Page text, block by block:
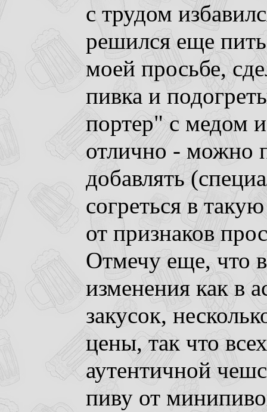
с трудом
решился еще
моей просьбе,
пивка и
портер" с медом
отлично - можно
добавлять
согреться в
от признаков
Отмечу еще, что
изменения как в
закусок,
цены, так что
аутентичной
пиву от